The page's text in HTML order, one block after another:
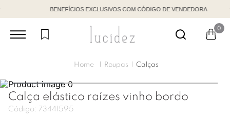
BENEFÍCIOS EXCLUSIVOS COM CÓDIGO DE VENDEDORA
0
Roupas Calças
Calça elástico raízes vinho bordo
Código: 73441595